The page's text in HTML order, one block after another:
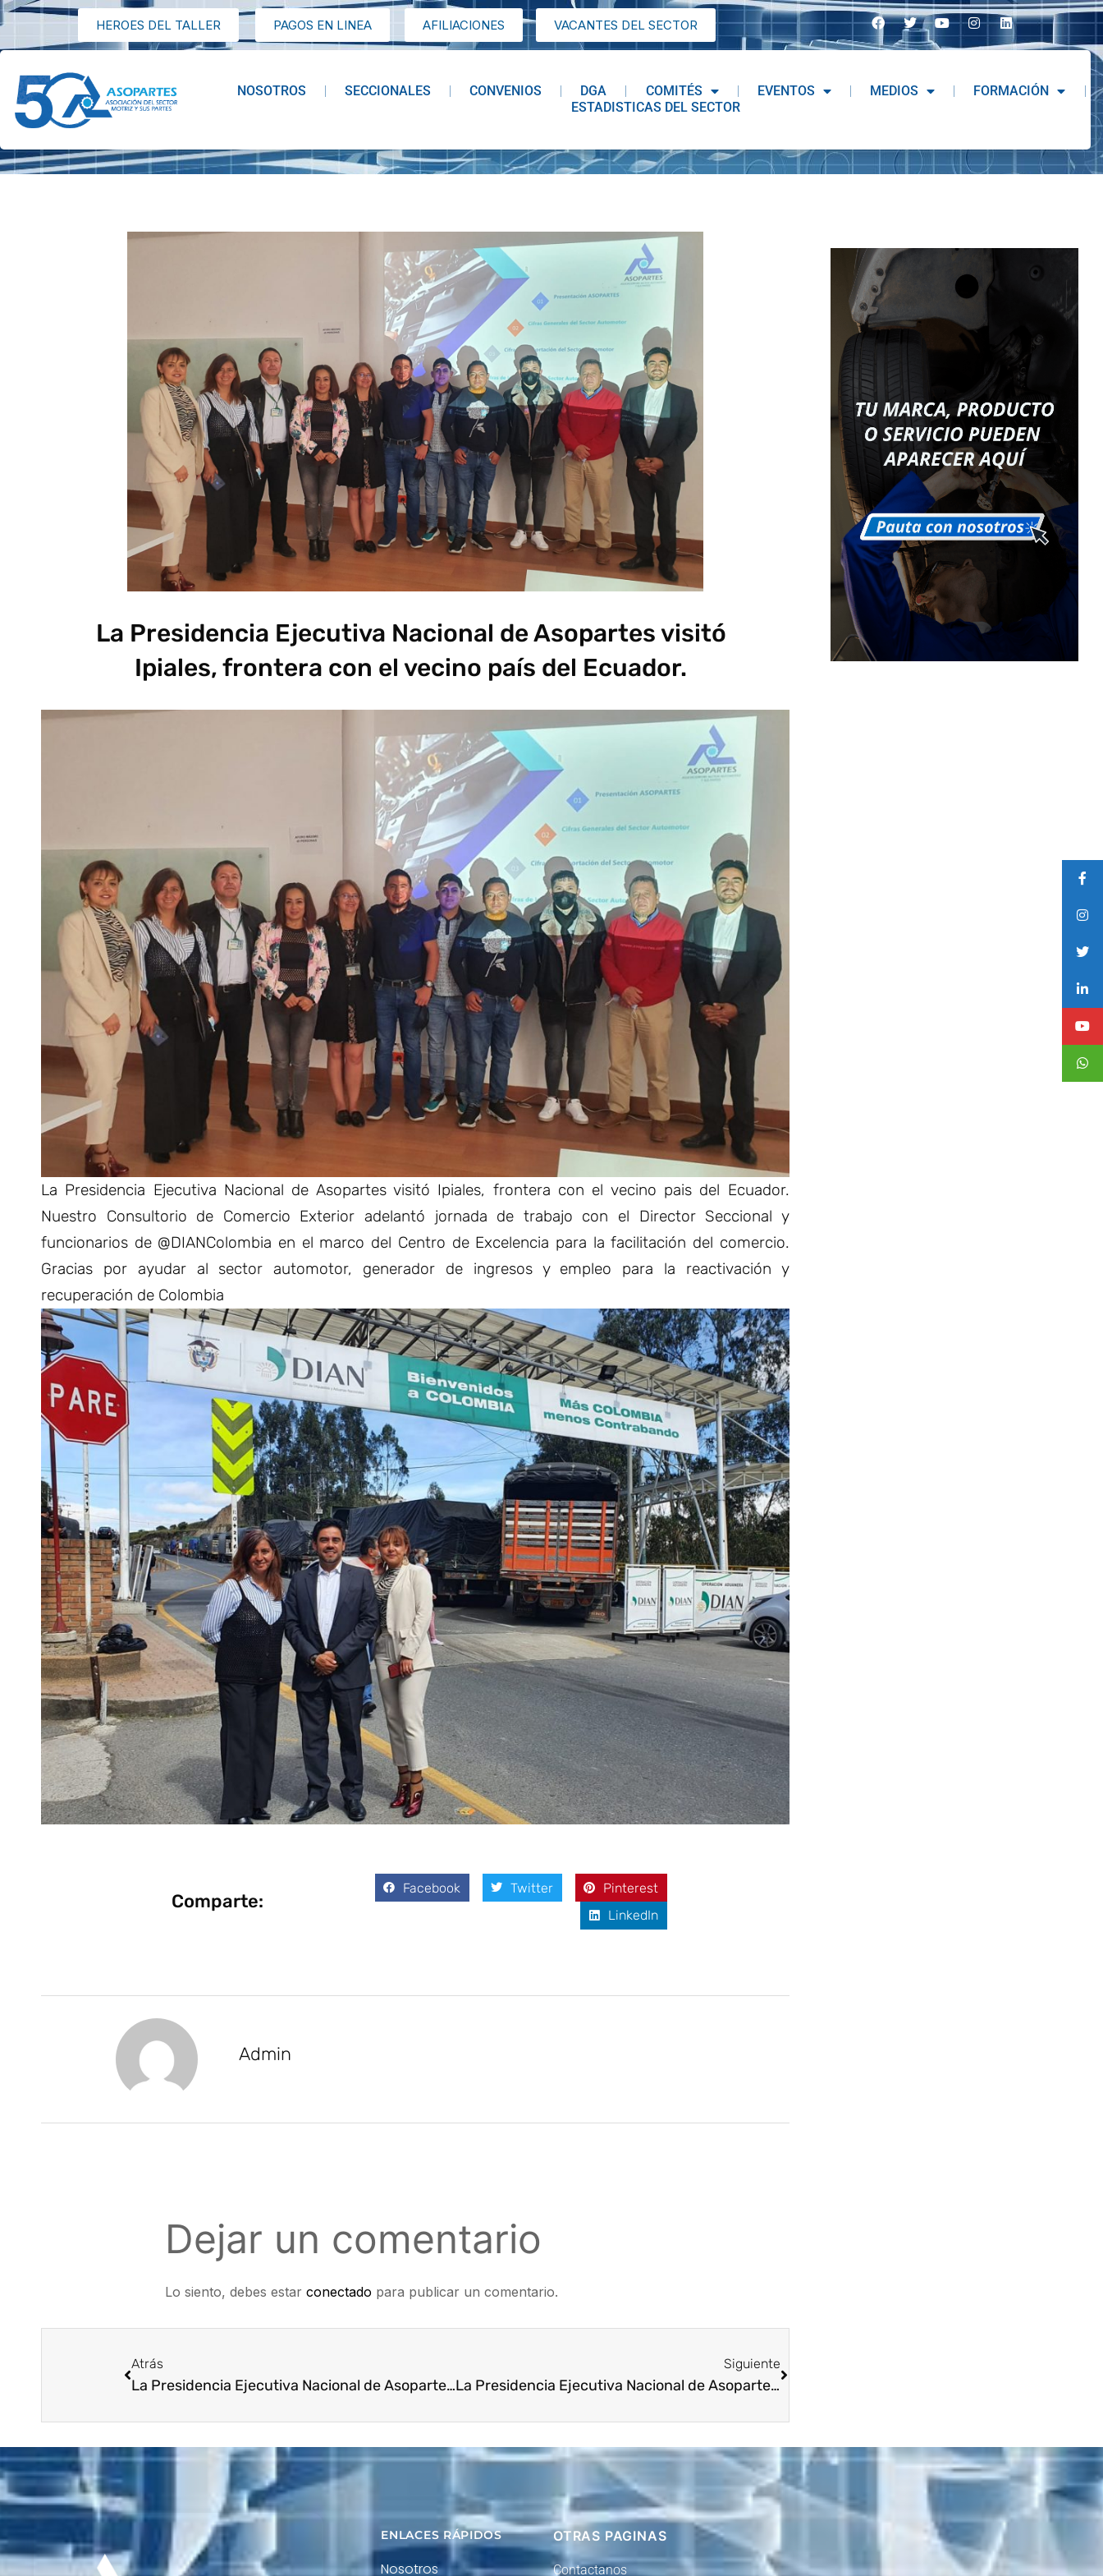
HEROES DEL TALLER PAGOS EN LINEA AFILIACIONES VACANTES DEL SECTOR
NOSOTROS SECCIONALES CONVENIOS DGA COMITÉS EVENTOS MEDIOS
FORMACIÓN
ESTADISTICAS DEL SECTOR
La Presidencia Ejecutiva Nacional de Asopartes visitó
Ipiales, frontera con el vecino país del Ecuador.
La Presidencia Ejecutiva Nacional de Asopartes visitó Ipiales, frontera con el vecino pais del Ecuador.
Nuestro Consultorio de Comercio Exterior adelantó jornada de trabajo con el Director Seccional y
funcionarios de @DIANColombia en el marco del Centro de Excelencia para la facilitación del comercio.
Gracias por ayudar al sector automotor, generador de ingresos y empleo para la reactivación y
recuperación de Colombia
Comparte:
Facebook Twitter
Pinterest
LinkedIn
Admin
Dejar un comentario
Lo siento, debes estar conectado para publicar un comentario.
Atrás
La Presidencia Ejecutiva Nacional de Asopartes ha iniciado el año 2022 trabajando con la Dian
Siguiente
La Presidencia Ejecutiva Nacional de Asopartes Colombia @cpinedao adelantó amplia y productiva reunión con la Presidencia Nacional @rofloreshidalgo de la Cámara Nacional de Importadores de Autopartes de Venezuela @canidra . Trabajo conjunto en pro de nuestro sector automotriz en ambos paises
ENLACES RÁPIDOS
Nosotros
OTRAS PAGINAS
Contactanos